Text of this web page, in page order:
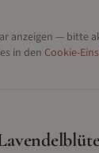
anzeigen — bitte
in den Cookie-